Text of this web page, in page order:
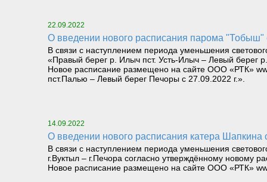
22.09.2022
О введении нового расписания парома "Тобыш"
В связи с наступлением периода уменьшения
«Правый берег р. Илыч пст. Усть-Илыч – Левый берег
Новое расписание размещено на сайте ООО «РТК»
пст.Палью – Левый берег Печоры с 27.09.2022 г.».
14.09.2022
О введении нового расписания катера Шапкина
В связи с наступлением периода уменьшения
г.Вуктыл – г.Печора согласно утверждённому новому
Новое расписание размещено на сайте ООО «РТК»